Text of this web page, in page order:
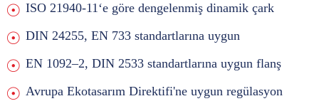
ISO 21940-11‘e göre dengelenmiş dinamik çark
DIN 24255, EN 733 standartlarına uygun
EN 1092–2, DIN 2533 standartlarına uygun flanş
Avrupa Ekotasarım Direktifi'ne uygun regülasyon